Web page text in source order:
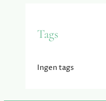
Tags
Ingen tags